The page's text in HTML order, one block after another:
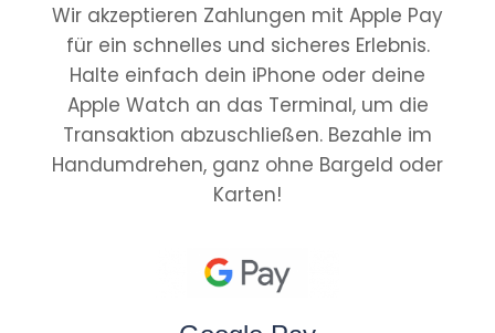
Wir akzeptieren Zahlungen mit Apple Pay
für ein schnelles und sicheres Erlebnis.
Halte einfach dein iPhone oder deine
Apple Watch an das Terminal, um die
Transaktion abzuschließen. Bezahle im
Handumdrehen, ganz ohne Bargeld oder
Karten!